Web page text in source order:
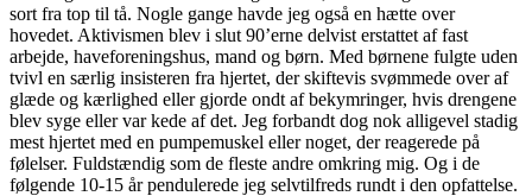
sort fra top til tå. Nogle gange havde jeg også en hætte over
hovedet. Aktivismen blev i slut 90’erne delvist erstattet af fast
arbejde, haveforeningshus, mand og børn. Med børnene fulgte uden
tvivl en særlig insisteren fra hjertet, der skiftevis svømmede over af
glæde og kærlighed eller gjorde ondt af bekymringer, hvis drengene
blev syge eller var kede af det. Jeg forbandt dog nok alligevel stadig
mest hjertet med en pumpemuskel eller noget, der reagerede på
følelser. Fuldstændig som de fleste andre omkring mig. Og i de
følgende 10-15 år pendulerede jeg selvtilfreds rundt i den opfattelse.